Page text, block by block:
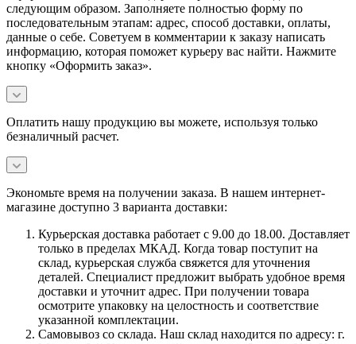
следующим образом. Заполняете полностью форму по
последовательным этапам: адрес, способ доставки, оплаты,
данные о себе. Советуем в комментарии к заказу написать
информацию, которая поможет курьеру вас найти. Нажмите
кнопку «Оформить заказ».
Оплатить нашу продукцию вы можете, используя только
безналичный расчет.
Экономьте время на получении заказа. В нашем интернет-
магазине доступно 3 варианта доставки:
Курьерская доставка работает с 9.00 до 18.00. Доставляет
только в пределах МКАД. Когда товар поступит на
склад, курьерская служба свяжется для уточнения
деталей. Специалист предложит выбрать удобное время
доставки и уточнит адрес. При получении товара
осмотрите упаковку на целостность и соответствие
указанной комплектации.
Самовывоз со склада. Наш склад находится по адресу: г.